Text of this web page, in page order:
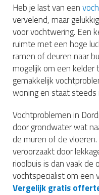
Heb je last van een
vervelend, maar
voor vochtwering. Een
ruimte met een hoge
ramen of deuren naar
mogelijk om een
gemakkelijk
woning en staat
Vochtproblemen in
door grondwater wat
de muren of de
veroorzaakt door
rioolbuis is dan vaak de
vochtspecialist om een
Vergelijk gratis